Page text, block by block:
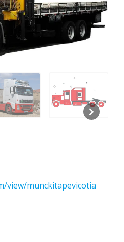
view/munckitapevicotia